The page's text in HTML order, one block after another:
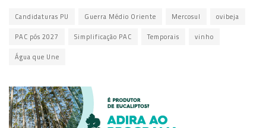
Candidaturas PU Guerra Médio Oriente Mercosul ovibeja
PAC pós 2027 Simplificação PAC Temporais vinho
Água que Une